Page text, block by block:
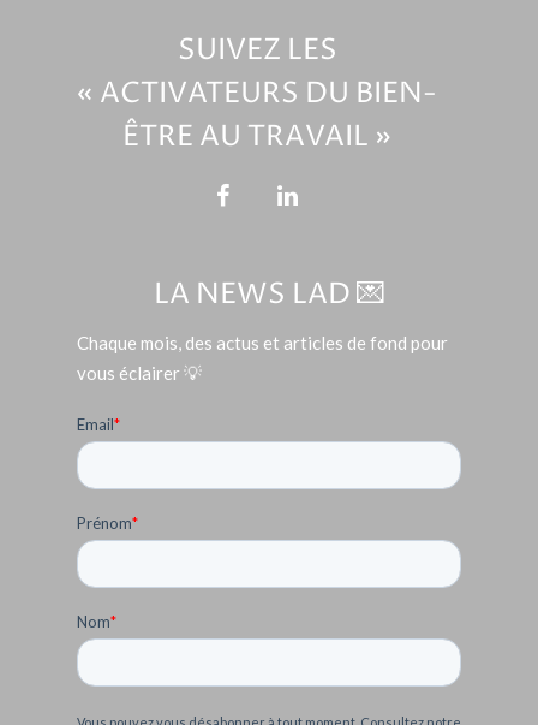
SUIVEZ LES
« ACTIVATEURS DU BIEN-
ÊTRE AU TRAVAIL »
LA NEWS LAD 💌
Chaque mois, des actus et articles de fond pour
vous éclairer 💡